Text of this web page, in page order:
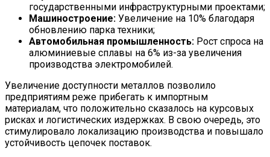
государственными инфраструктурными проектами;
Машиностроение: Увеличение на 10% благодаря
обновлению парка техники;
Автомобильная промышленность: Рост спроса на
алюминиевые сплавы на 6% из-за увеличения
производства электромобилей.
Увеличение доступности металлов позволило
предприятиям реже прибегать к импортным
материалам, что положительно сказалось на курсовых
рисках и логистических издержках. В свою очередь, это
стимулировало локализацию производства и повышало
устойчивость цепочек поставок.